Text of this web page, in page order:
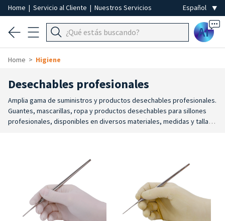
Home | Servicio al Cliente | Nuestros Servicios
Ai
Home Higiene
Desechables profesionales
Amplia gama de suministros y productos desechables profesionales.
Guantes, mascarillas, ropa y productos desechables para sillones
profesionales, disponibles en diversos materiales, medidas y tallas.